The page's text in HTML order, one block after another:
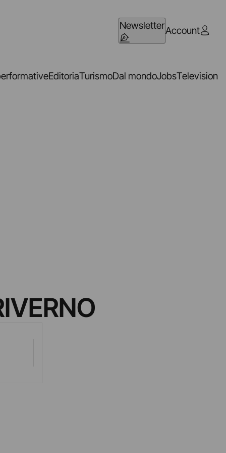
NewsletterAccount
EditoriaTurismoDal mondoJobsTelevision